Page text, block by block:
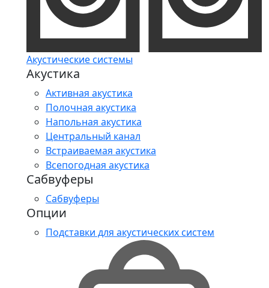
Акустические системы
Акустика
Активная акустика
Полочная акустика
Напольная акустика
Центральный канал
Встраиваемая акустика
Всепогодная акустика
Сабвуферы
Сабвуферы
Опции
Подставки для акустических систем